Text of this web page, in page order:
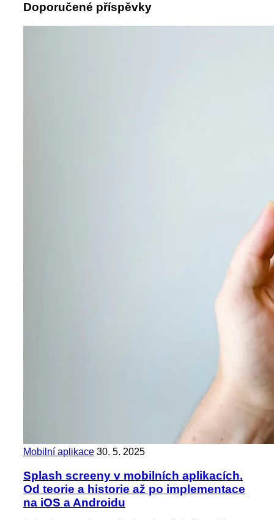
Doporučené příspěvky
Mobilní aplikace 30. 5. 2025
Splash screeny v mobilních aplikacích.
Od teorie a historie až po implementace
na iOS a Androidu